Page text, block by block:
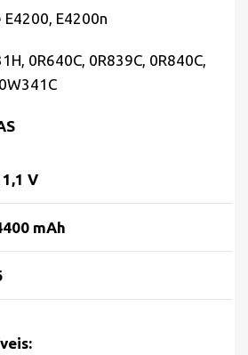
E4200n
0R640C, 0R839C, 0R840C,
V
mAh